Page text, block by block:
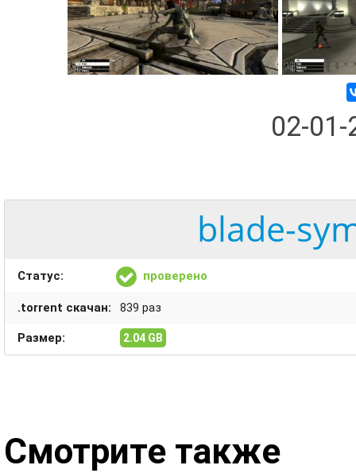
02-
blade-
Статус: проверено
.torrent скачан: 839 раз
Размер: 2.04 GB
Смотрите также